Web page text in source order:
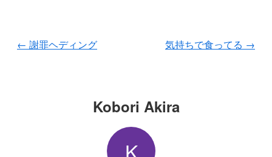
← 謝罪ヘディング 気持ちで食ってる →
Kobori Akira
K